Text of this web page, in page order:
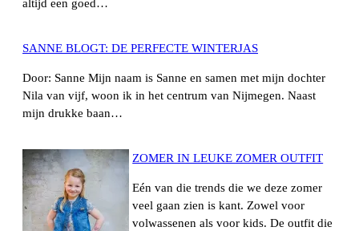
altijd een goed…
SANNE BLOGT: DE PERFECTE WINTERJAS
Door: Sanne Mijn naam is Sanne en samen met mijn dochter
Nila van vijf, woon ik in het centrum van Nijmegen. Naast
mijn drukke baan…
ZOMER IN LEUKE ZOMER OUTFIT
Eén van die trends die we deze zomer
veel gaan zien is kant. Zowel voor
volwassenen als voor kids. De outfit die